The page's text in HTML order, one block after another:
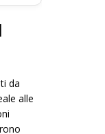
da
alle